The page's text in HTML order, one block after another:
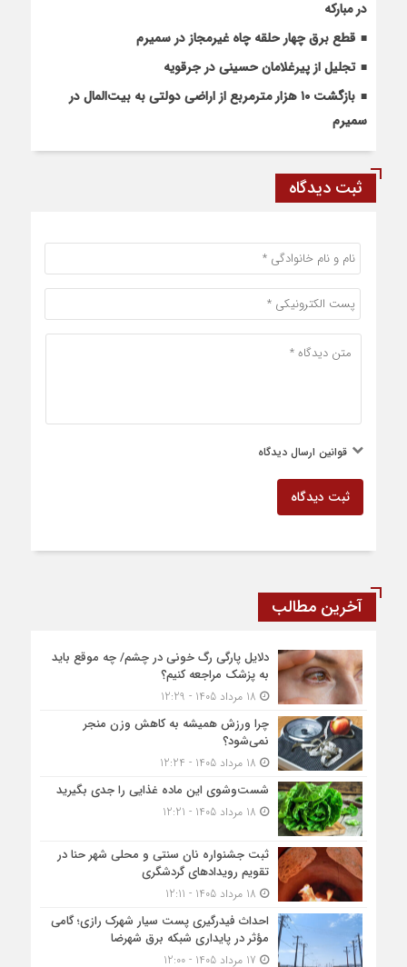
در مبارکه
قطع برق چهار حلقه چاه غیرمجاز در سمیرم
تجلیل از پیرغلامان حسینی در جرقویه
بازگشت ۱۰ هزار مترمربع از اراضی دولتی به بیت‌المال در
سمیرم
ثبت دیدگاه
قوانین ارسال دیدگاه
ثبت دیدگاه
آخرین مطالب
دلایل پارگی رگ خونی در چشم/ چه موقع باید
به پزشک مراجعه کنیم؟
چرا ورزش همیشه به کاهش وزن منجر
نمی‌شود؟
شست‌وشوی این ماده غذایی را جدی بگیرید
ثبت جشنواره نان سنتی و محلی شهر حنا در
تقویم رویداد‌های گردشگری
احداث فیدرگیری پست سیار شهرک رازی؛ گامی
مؤثر در پایداری شبکه برق شهرضا